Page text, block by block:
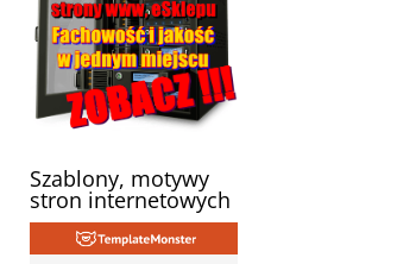
Szablony, motywy
stron internetowych